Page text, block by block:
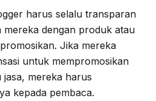
harus selalu transparan
dengan produk atau
Jika mereka
untuk mempromosikan
mereka harus
kepada pembaca.